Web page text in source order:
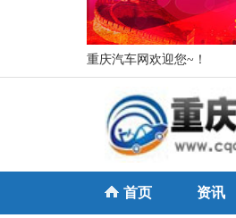
重庆汽车网欢迎您~！
首页 资讯